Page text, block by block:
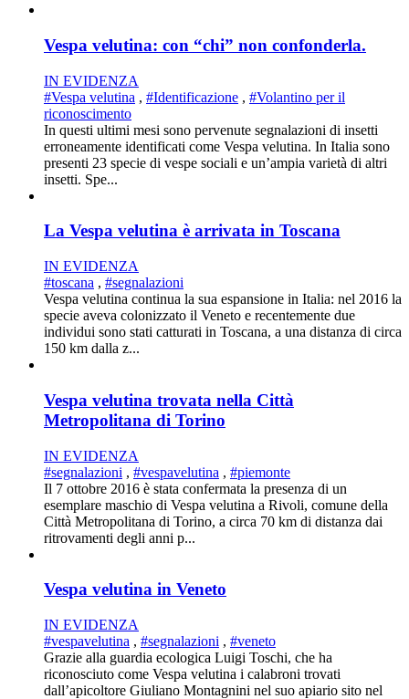
Vespa velutina: con “chi” non confonderla.
IN EVIDENZA
#Vespa velutina , #Identificazione , #Volantino per il
riconoscimento
In questi ultimi mesi sono pervenute segnalazioni di insetti
erroneamente identificati come Vespa velutina. In Italia sono
presenti 23 specie di vespe sociali e un’ampia varietà di altri
insetti. Spe...
La Vespa velutina è arrivata in Toscana
IN EVIDENZA
#toscana , #segnalazioni
Vespa velutina continua la sua espansione in Italia: nel 2016 la
specie aveva colonizzato il Veneto e recentemente due
individui sono stati catturati in Toscana, a una distanza di circa
150 km dalla z...
Vespa velutina trovata nella Città
Metropolitana di Torino
IN EVIDENZA
#segnalazioni , #vespavelutina , #piemonte
Il 7 ottobre 2016 è stata confermata la presenza di un
esemplare maschio di Vespa velutina a Rivoli, comune della
Città Metropolitana di Torino, a circa 70 km di distanza dai
ritrovamenti degli anni p...
Vespa velutina in Veneto
IN EVIDENZA
#vespavelutina , #segnalazioni , #veneto
Grazie alla guardia ecologica Luigi Toschi, che ha
riconosciuto come Vespa velutina i calabroni trovati
dall’apicoltore Giuliano Montagnini nel suo apiario sito nel